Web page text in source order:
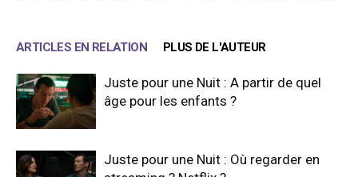
ARTICLES EN RELATION PLUS DE L'AUTEUR
Juste pour une Nuit : A partir de quel
âge pour les enfants ?
Juste pour une Nuit : Où regarder en